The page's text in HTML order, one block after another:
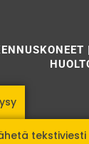
|
tekstiviesti